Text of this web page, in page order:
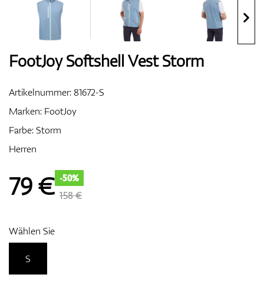
Bags
Entfernungsmesser & GPS
FootJoy Softshell Vest Storm
Artikelnummer:81672-S
Marken: FootJoy
Farbe: Storm
Herren
79€ -50%
158 €
Wählen Sie
S